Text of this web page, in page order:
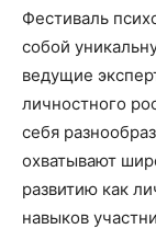
Фестиваль
собой
ведущие
личностного
себя
охватывают
развитию как
навыков